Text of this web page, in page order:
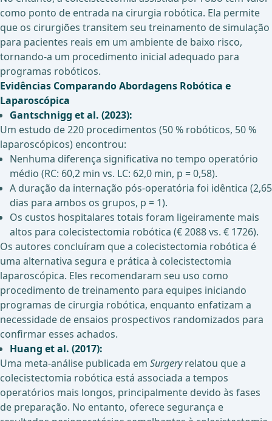
como ponto de entrada na cirurgia robótica. Ela permite
que os cirurgiões transitem seu treinamento de simulação
para pacientes reais em um ambiente de baixo risco,
tornando-a um procedimento inicial adequado para
programas robóticos.
Evidências Comparando Abordagens Robótica e
Laparoscópica
Gantschnigg et al. (2023):
Um estudo de 220 procedimentos (50 % robóticos, 50 %
laparoscópicos) encontrou:
Nenhuma diferença significativa no tempo operatório
médio (RC: 60,2 min vs. LC: 62,0 min, p = 0,58).
A duração da internação pós-operatória foi idêntica (2,65
dias para ambos os grupos, p = 1).
Os custos hospitalares totais foram ligeiramente mais
altos para colecistectomia robótica (€ 2088 vs. € 1726).
Os autores concluíram que a colecistectomia robótica é
uma alternativa segura e prática à colecistectomia
laparoscópica. Eles recomendaram seu uso como
procedimento de treinamento para equipes iniciando
programas de cirurgia robótica, enquanto enfatizam a
necessidade de ensaios prospectivos randomizados para
confirmar esses achados.
Huang et al. (2017):
Uma meta-análise publicada em Surgeryrelatou que a
colecistectomia robótica está associada a tempos
operatórios mais longos, principalmente devido às fases
de preparação. No entanto, oferece segurança e